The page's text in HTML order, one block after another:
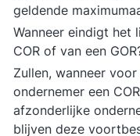
geldende
Wanneer eindigt het
COR of van een
Zullen, wanneer
ondernemer een
afzonderlijke
blijven deze